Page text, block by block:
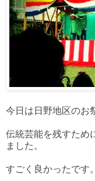
今日は日野地区のお
伝統芸能を残すため
ました。
すごく良かったです。